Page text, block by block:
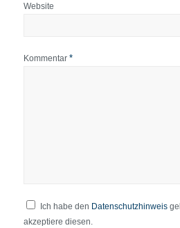
Website
Kommentar *
Ich habe den Datenschutzhinweis
akzeptiere diesen.